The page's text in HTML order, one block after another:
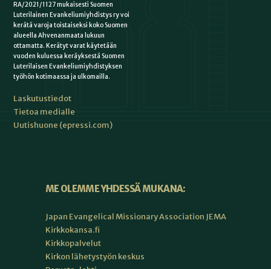
RA/2021/1127 mukaisesti Suomen
Luterilainen Evankeliumiyhdistys ry voi
kerätä varoja toistaiseksi koko Suomen
alueella Ahvenanmaata lukuun
ottamatta. Kerätyt varat käytetään
vuoden kuluessa keräyksestä Suomen
Luterilaisen Evankeliumiyhdistyksen
työhön kotimaassa ja ulkomailla.
Laskutustiedot
Tietoa medialle
Uutishuone (epressi.com)
ME OLEMME YHDESSÄ MUKANA:
Japan Evangelical Missionary Association JEMA
Kirkkokansa.fi
Kirkkopalvelut
Kirkon lähetystyön keskus